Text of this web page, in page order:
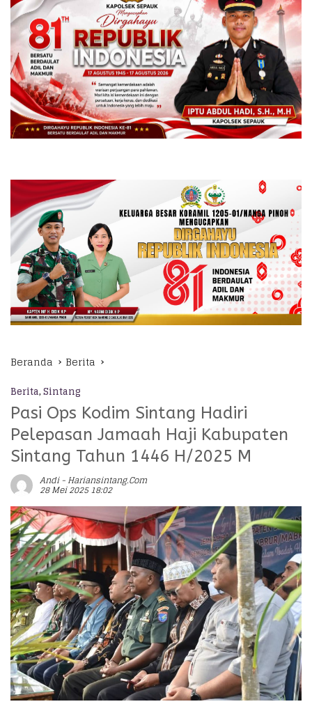
Beranda Berita
Berita,Sintang
Pasi Ops Kodim Sintang Hadiri
Pelepasan Jamaah Haji Kabupaten
Sintang Tahun 1446 H/2025 M
Andi - Hariansintang.com
28 Mei 2025 18:02